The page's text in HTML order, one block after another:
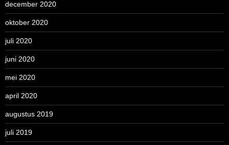
december 2020
oktober 2020
juli 2020
juni 2020
mei 2020
april 2020
augustus 2019
juli 2019